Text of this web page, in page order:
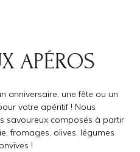
APÉROS
anniversaire, une fête ou un
votre apéritif ! Nous
savoureux composés à partir
fromages, olives, légumes
!